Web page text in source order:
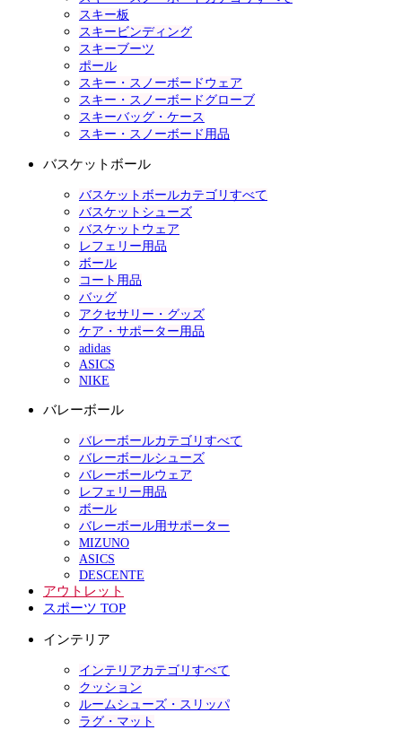
スキー板
スキービンディング
スキーブーツ
ポール
スキー・スノーボードウェア
スキー・スノーボードグローブ
スキーバッグ・ケース
スキー・スノーボード用品
バスケットボール
バスケットボールカテゴリすべて
バスケットシューズ
バスケットウェア
レフェリー用品
ボール
コート用品
バッグ
アクセサリー・グッズ
ケア・サポーター用品
adidas
ASICS
NIKE
バレーボール
バレーボールカテゴリすべて
バレーボールシューズ
バレーボールウェア
レフェリー用品
ボール
バレーボール用サポーター
MIZUNO
ASICS
DESCENTE
アウトレット
スポーツ TOP
インテリア
インテリアカテゴリすべて
クッション
ルームシューズ・スリッパ
ラグ・マット